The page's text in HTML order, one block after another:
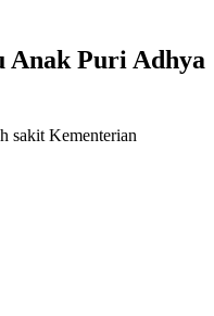
Anak Puri Adhya
sakit Kementerian